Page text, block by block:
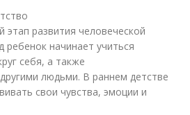
развития человеческой
ребенок начинает учиться
себя, а также
людьми. В раннем детстве
свои чувства, эмоции и